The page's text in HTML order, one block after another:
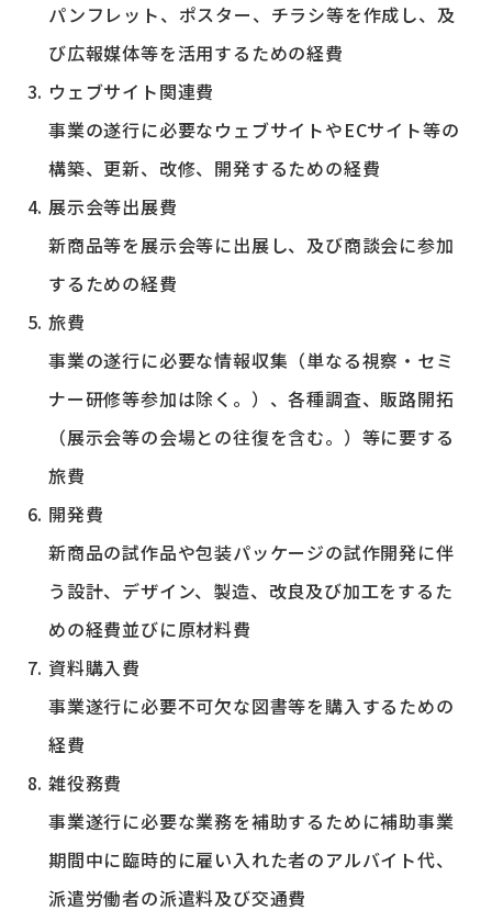
パンフレット、ポスター、チラシ等を作成し、及
び広報媒体等を活用するための経費
ウェブサイト関連費
事業の遂行に必要なウェブサイトやECサイト等の
構築、更新、改修、開発するための経費
展示会等出展費
新商品等を展示会等に出展し、及び商談会に参加
するための経費
旅費
事業の遂行に必要な情報収集（単なる視察・セミ
ナー研修等参加は除く。）、各種調査、販路開拓
（展示会等の会場との往復を含む。）等に要する
旅費
開発費
新商品の試作品や包装パッケージの試作開発に伴
う設計、デザイン、製造、改良及び加工をするた
めの経費並びに原材料費
資料購入費
事業遂行に必要不可欠な図書等を購入するための
経費
雑役務費
事業遂行に必要な業務を補助するために補助事業
期間中に臨時的に雇い入れた者のアルバイト代、
派遣労働者の派遣料及び交通費